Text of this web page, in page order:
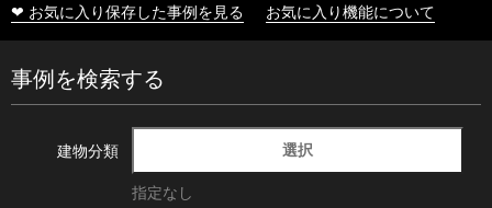
❤ お気に入り保存した事例を見る お気に入り機能について
事例を検索する
建物分類 選択
指定なし